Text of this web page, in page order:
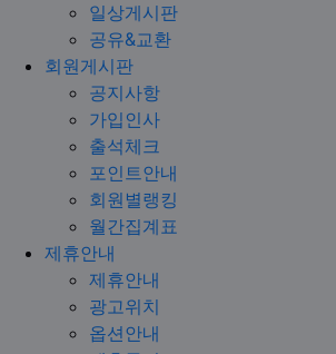
일상게시판
공유&교환
회원게시판
공지사항
가입인사
출석체크
포인트안내
회원별랭킹
월간집계표
제휴안내
제휴안내
광고위치
옵션안내